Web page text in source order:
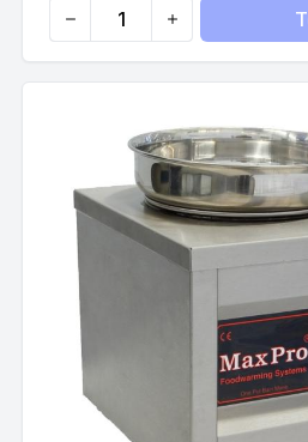
Quantity